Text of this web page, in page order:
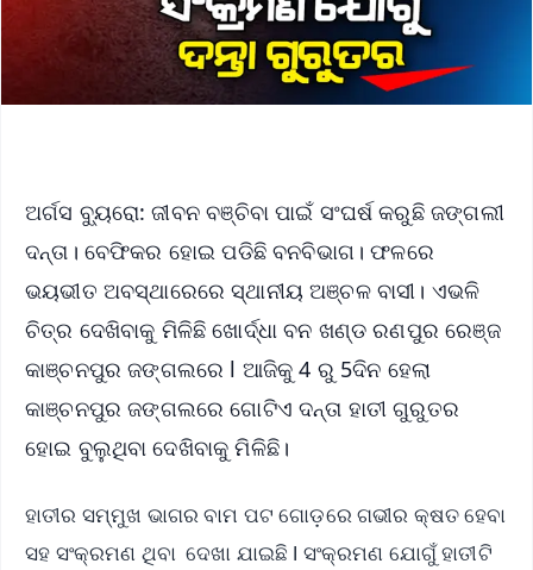
ଅର୍ଗସ ବ୍ୟୁରୋ: ଜୀବନ ବଞ୍ଚିବା ପାଇଁ ସଂଘର୍ଷ କରୁଛି ଜଙ୍ଗଲୀ
ଦନ୍ତା। ବେଫିକର ହୋଇ ପଡିଛି ବନବିଭାଗ। ଫଳରେ
ଭୟଭୀତ ଅବସ୍ଥାରେରେ ସ୍ଥାନୀୟ ଅଞ୍ଚଳ ବାସୀ। ଏଭଳି
ଚିତ୍ର ଦେଖିବାକୁ ମିଳିଛି ଖୋର୍ଦ୍ଧା ବନ ଖଣ୍ଡ ରଣପୁର ରେଞ୍ଜ
କାଞ୍ଚନପୁର ଜଙ୍ଗଲରେ l ଆଜିକୁ 4 ରୁ 5ଦିନ ହେଲା
କାଞ୍ଚନପୁର ଜଙ୍ଗଲରେ ଗୋଟିଏ ଦନ୍ତା ହାତୀ ଗୁରୁତର
ହୋଇ ବୁଲୁଥିବା ଦେଖିବାକୁ ମିଳିଛି।
ହାତୀର ସମ୍ମୁଖ ଭାଗର ବାମ ପଟ ଗୋଡ଼ରେ ଗଭୀର କ୍ଷତ ହେବା
ସହ ସଂକ୍ରମଣ ଥିବା ଦେଖା ଯାଇଛି l ସଂକ୍ରମଣ ଯୋଗୁଁ ହାତୀଟି